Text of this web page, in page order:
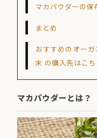
マカパウダーの保
まとめ
おすすめのオー
末 の購入先はこち
マカパウダーとは？